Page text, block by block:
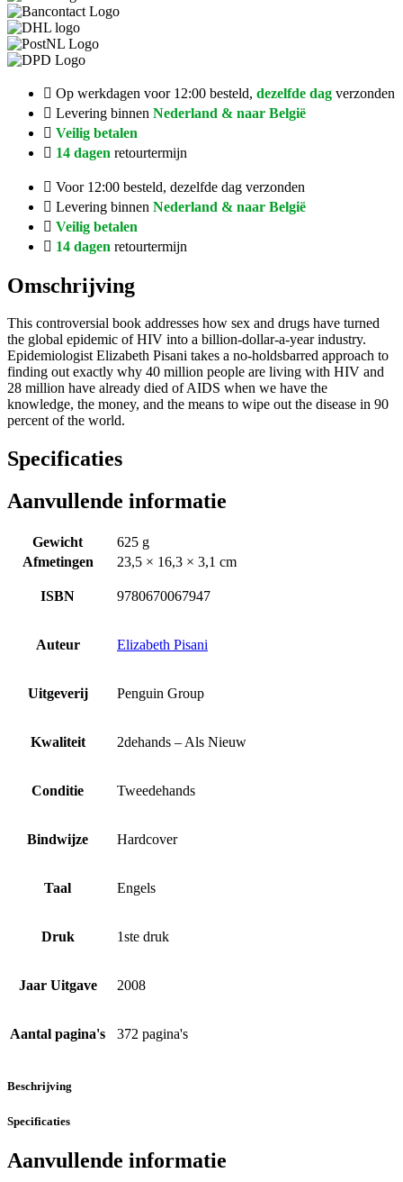
Op werkdagen voor 12:00 besteld, dezelfde dag verzonden
Levering binnen Nederland & naar België
Veilig betalen
14 dagen retourtermijn
Voor 12:00 besteld, dezelfde dag verzonden
Levering binnen Nederland & naar België
Veilig betalen
14 dagen retourtermijn
Omschrijving
This controversial book addresses how sex and drugs have turned
the global epidemic of HIV into a billion-dollar-a-year industry.
Epidemiologist Elizabeth Pisani takes a no-holdsbarred approach to
finding out exactly why 40 million people are living with HIV and
28 million have already died of AIDS when we have the
knowledge, the money, and the means to wipe out the disease in 90
percent of the world.
Specificaties
Aanvullende informatie
Gewicht
625 g
Afmetingen
23,5 × 16,3 × 3,1 cm
ISBN 9780670067947
Auteur Elizabeth Pisani
Uitgeverij Penguin Group
Kwaliteit 2dehands – Als Nieuw
Conditie Tweedehands
Bindwijze Hardcover
Taal Engels
Druk 1ste druk
Jaar Uitgave 2008
Aantal pagina's 372 pagina's
Beschrijving
Specificaties
Aanvullende informatie